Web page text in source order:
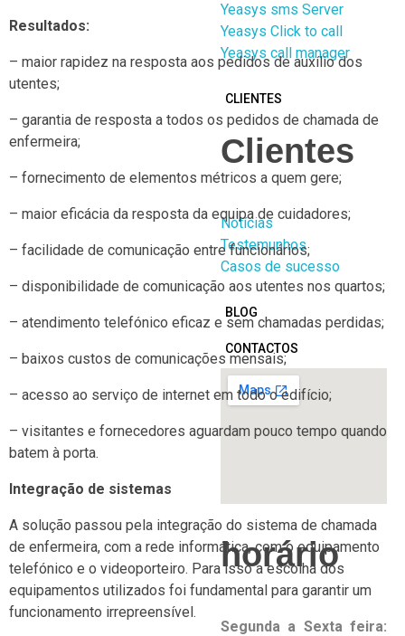
Yeasys sms Server
Yeasys Click to call
Yeasys call manager
CLIENTES
Clientes
Notícias
Testemunhos
Casos de sucesso
BLOG
CONTACTOS
horário
Segunda a Sexta feira:
Resultados:
– maior rapidez na resposta aos pedidos de auxílio dos
utentes;
– garantia de resposta a todos os pedidos de chamada de
enfermeira;
– fornecimento de elementos métricos a quem gere;
– maior eficácia da resposta da equipa de cuidadores;
– facilidade de comunicação entre funcionários;
– disponibilidade de comunicação aos utentes nos quartos;
– atendimento telefónico eficaz e sem chamadas perdidas;
– baixos custos de comunicações mensais;
– acesso ao serviço de internet em todo o edifício;
– visitantes e fornecedores aguardam pouco tempo quando
batem à porta.
Integração de sistemas
A solução passou pela integração do sistema de chamada
de enfermeira, com a rede informática, com o equipamento
telefónico e o videoporteiro. Para isso a escolha dos
equipamentos utilizados foi fundamental para garantir um
funcionamento irrepreensível.